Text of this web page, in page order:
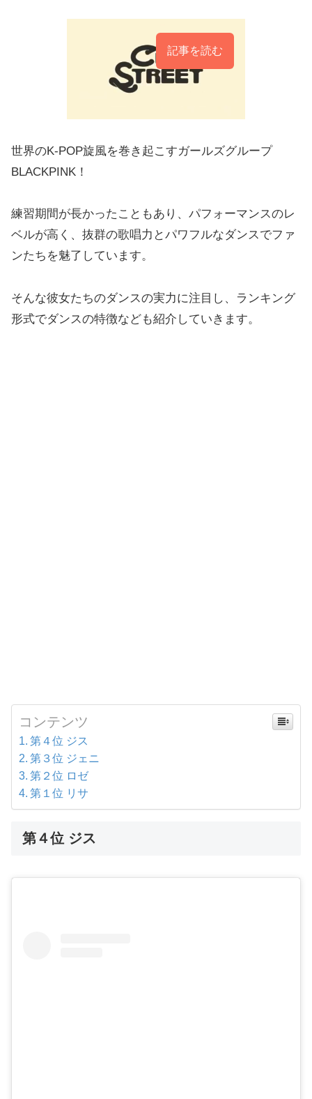
記事を読む
世界のK-POP旋風を巻き起こすガールズグループ
BLACKPINK！
練習期間が長かったこともあり、パフォーマンスのレ
ベルが高く、抜群の歌唱力とパワフルなダンスでファ
ンたちを魅了しています。
そんな彼女たちのダンスの実力に注目し、ランキング
形式でダンスの特徴なども紹介していきます。
コンテンツ
第４位 ジス
第３位 ジェニ
第２位 ロゼ
第１位 リサ
第４位 ジス